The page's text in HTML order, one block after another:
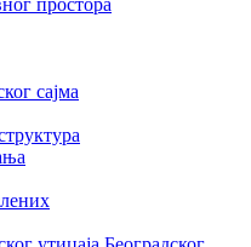
простора
сајма